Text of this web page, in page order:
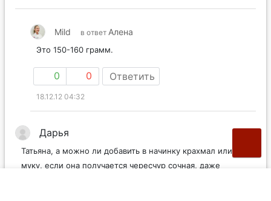
Mild в ответ Алена
Это 150-160 грамм.
0 0 Ответить
18.12.12 04:32
Дарья
Татьяна, а можно ли добавить в начинку крахмал или
муку, если она получается чересчур сочная, даже